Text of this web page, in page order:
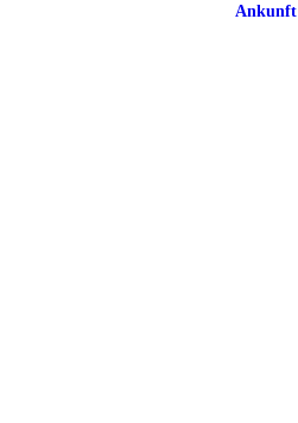
Ankunft